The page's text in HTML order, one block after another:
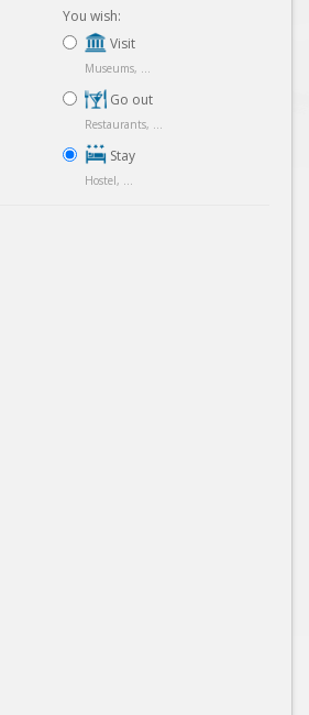
You wish:
Visit
Museums, ...
Go out
Restaurants, ...
Stay
Hostel, ...